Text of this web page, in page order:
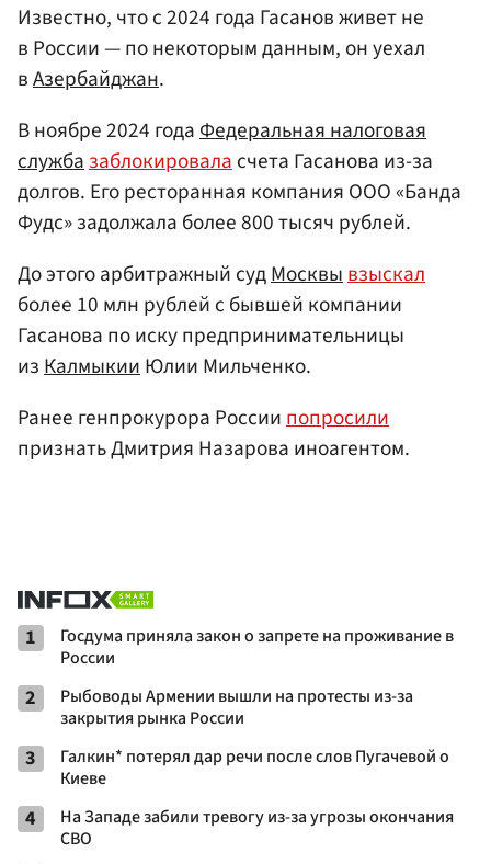
Известно, что с 2024 года Гасанов живет не
в России — по некоторым данным, он уехал
вАзербайджан.
В ноябре 2024 годаФедеральная налоговая
службазаблокироваласчета Гасанова из-за
долгов. Его ресторанная компания ООО «Банда
Фудс» задолжала более 800 тысяч рублей.
До этого арбитражный судМосквывзыскал
более 10 млн рублей с бывшей компании
Гасанова по иску предпринимательницы
изКалмыкииЮлии Мильченко.
Ранее генпрокурора Россиипопросили
признать Дмитрия Назарова иноагентом.
1
Госдума приняла закон о запрете на проживание в
России
2
Рыбоводы Армении вышли на протесты из-за
закрытия рынка России
3
Галкин* потерял дар речи после слов Пугачевой о
Киеве
4
На Западе забили тревогу из-за угрозы окончания
СВО